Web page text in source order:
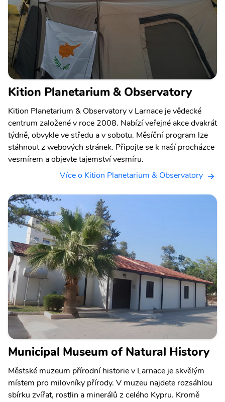
Kition Planetarium & Observatory
Kition Planetarium & Observatory v Larnace je vědecké
centrum založené v roce 2008. Nabízí veřejné akce dvakrát
týdně, obvykle ve středu a v sobotu. Měsíční program lze
stáhnout z webových stránek. Připojte se k naší procházce
vesmírem a objevte tajemství vesmíru.
Více o Kition Planetarium & Observatory
Municipal Museum of Natural History
Městské muzeum přírodní historie v Larnace je skvělým
místem pro milovníky přírody. V muzeu najdete rozsáhlou
sbírku zvířat, rostlin a minerálů z celého Kypru. Kromě